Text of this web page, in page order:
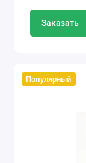
Заказать
Популярный